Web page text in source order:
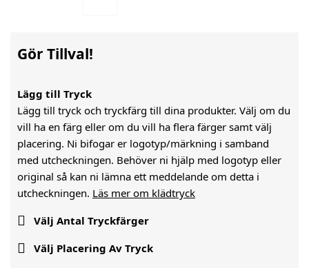
Gör Tillval!
Lägg till Tryck
Lägg till tryck och tryckfärg till dina produkter. Välj om du
vill ha en färg eller om du vill ha flera färger samt välj
placering. Ni bifogar er logotyp/märkning i samband
med utcheckningen. Behöver ni hjälp med logotyp eller
original så kan ni lämna ett meddelande om detta i
utcheckningen. Läs mer om klädtryck
 Välj Antal Tryckfärger
 Välj Placering Av Tryck